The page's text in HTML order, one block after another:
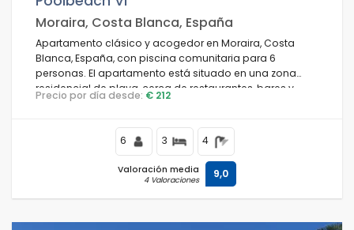
Moraira, Costa Blanca, España
Apartamento clásico y acogedor en Moraira, Costa
Blanca, España, con piscina comunitaria para 6
personas. El apartamento está situado en una zona
residencial de playa, cerca de restaurantes, bares y
tiendas, a 50 m de la Playa de Platgetes y a 0.
Precio por día desde: € 212
6 3 4
Valoración media
4 Valoraciones 9,0